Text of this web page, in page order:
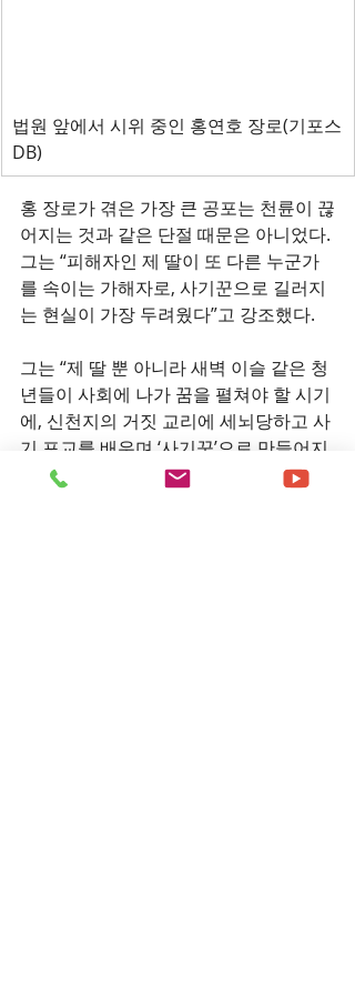
법원 앞에서 시위 중인 홍연호 장로(기포스
DB)
홍 장로가 겪은 가장 큰 공포는 천륜이 끊
어지는 것과 같은 단절 때문은 아니었다.
그는 “피해자인 제 딸이 또 다른 누군가
를 속이는 가해자로, 사기꾼으로 길러지
는 현실이 가장 두려웠다”고 강조했다.
그는 “제 딸 뿐 아니라 새벽 이슬 같은 청
년들이 사회에 나가 꿈을 펼쳐야 할 시기
에, 신천지의 거짓 교리에 세뇌당하고 사
기 포교를 배우며 ‘사기꾼’으로 만들어지
고 있다”며 “이것은 단순한 개인의 종교